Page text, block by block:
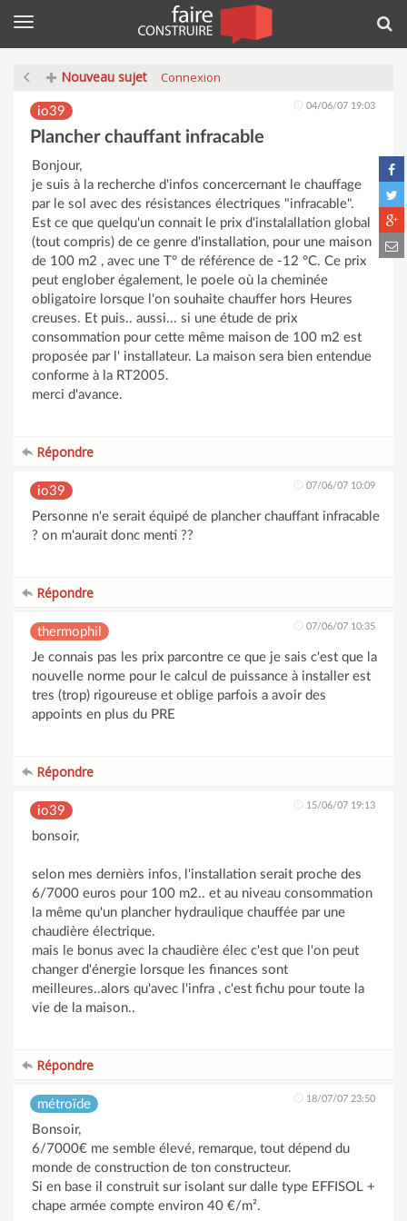
Menu
Nouveau sujet Connexion
io39 04/06/07 19:03
Plancher chauffant infracable
Bonjour,
je suis à la recherche d'infos concercernant le chauffage
par le sol avec des résistances électriques "infracable".
Est ce que quelqu'un connait le prix d'instalallation global
(tout compris) de ce genre d'installation, pour une maison
de 100 m2 , avec une T° de référence de -12 °C. Ce prix
peut englober également, le poele où la cheminée
obligatoire lorsque l'on souhaite chauffer hors Heures
creuses. Et puis.. aussi... si une étude de prix
consommation pour cette même maison de 100 m2 est
proposée par l' installateur. La maison sera bien entendue
conforme à la RT2005.
merci d'avance.
Répondre
io39 07/06/07 10:09
Personne n'e serait équipé de plancher chauffant infracable
? on m'aurait donc menti ??
Répondre
thermophil 07/06/07 10:35
Je connais pas les prix parcontre ce que je sais c'est que la
nouvelle norme pour le calcul de puissance à installer est
tres (trop) rigoureuse et oblige parfois a avoir des
appoints en plus du PRE
Répondre
io39 15/06/07 19:13
bonsoir,
selon mes dernièrs infos, l'installation serait proche des
6/7000 euros pour 100 m2.. et au niveau consommation
la même qu'un plancher hydraulique chauffée par une
chaudière électrique.
mais le bonus avec la chaudière élec c'est que l'on peut
changer d'énergie lorsque les finances sont
meilleures..alors qu'avec l'infra , c'est fichu pour toute la
vie de la maison..
Répondre
métroïde 18/07/07 23:50
Bonsoir,
6/7000€ me semble élevé, remarque, tout dépend du
monde de construction de ton constructeur.
Si en base il construit sur isolant sur dalle type EFFISOL +
chape armée compte environ 40 €/m².